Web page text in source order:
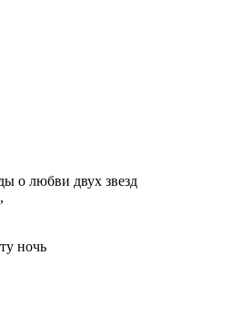
о любви двух звезд
ночь